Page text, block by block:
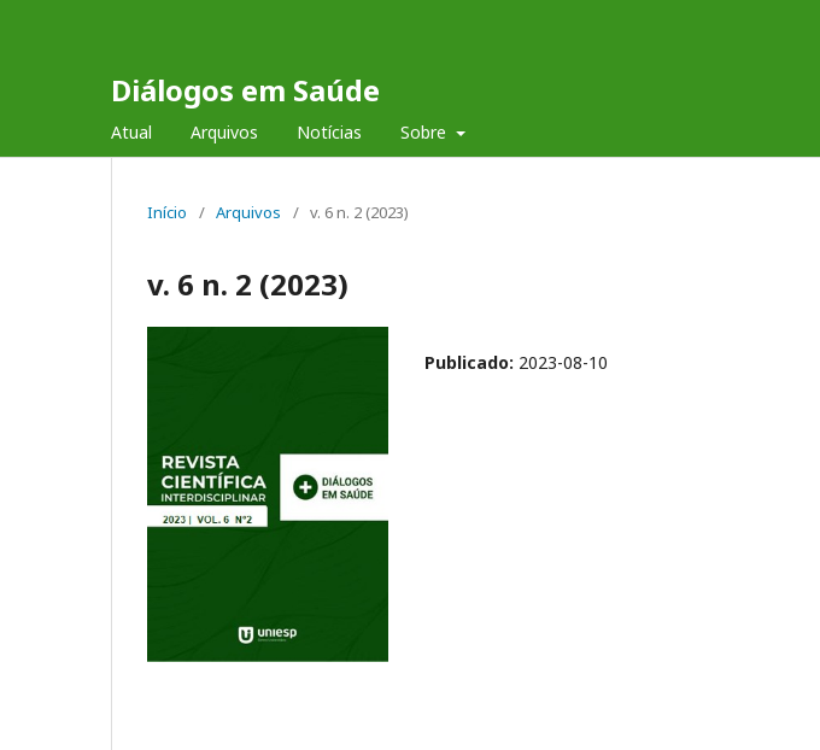
Diálogos em Saúde
Atual Arquivos Notícias Sobre
Início / Arquivos / v. 6 n. 2 (2023)
v. 6 n. 2 (2023)
Publicado: 2023-08-10